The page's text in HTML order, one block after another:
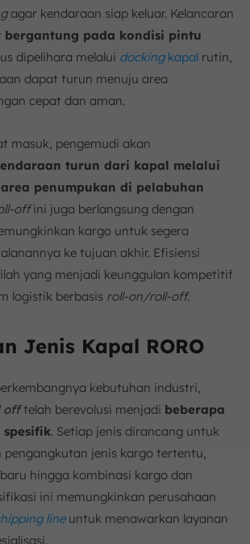
agar kendaraan siap keluar. Kelancaran
bergantung pada kondisi pintu
dipelihara melalui dockingkapal rutin,
dapat turun menuju area
cepat dan aman.
masuk, pengemudi akan
turun dari kapal melalui
penumpukan di pelabuhan
offini juga berlangsung dengan
kargo untuk segera
ke tujuan akhir. Efisiensi
yang menjadi keunggulan kompetitif
logistik berbasis roll-on/roll-off.
Jenis Kapal RORO
kebutuhan industri,
offtelah berevolusi menjadi beberapa
. Setiap jenis dirancang untuk
pengangkutan jenis kargo tertentu,
hingga kombinasi kargo dan
ini memungkinkan perusahaan
lineuntuk menawarkan layanan